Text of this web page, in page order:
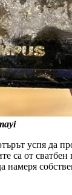
успя да
са от
намеря